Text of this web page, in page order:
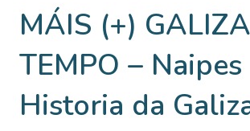
MÁIS (+)
TEMPO – Naipes
Historia da